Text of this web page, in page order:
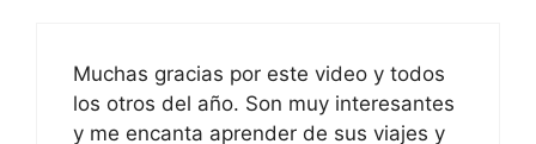
Muchas gracias por este video y todos
los otros del año. Son muy interesantes
y me encanta aprender de sus viajes y